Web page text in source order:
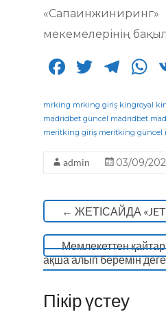
мекемелерінің
F
c
e
b
o
k
T
it
te
T
e
g
ra
m
a
A
p
mrking mrking giriş kingroyal
madridbet güncel madridbet
meritking giriş meritking güncel
admin 03/09/
← ЖЕТІСАЙДА
Мемлекеттен
ақша алып беремін
Пікір үстеу